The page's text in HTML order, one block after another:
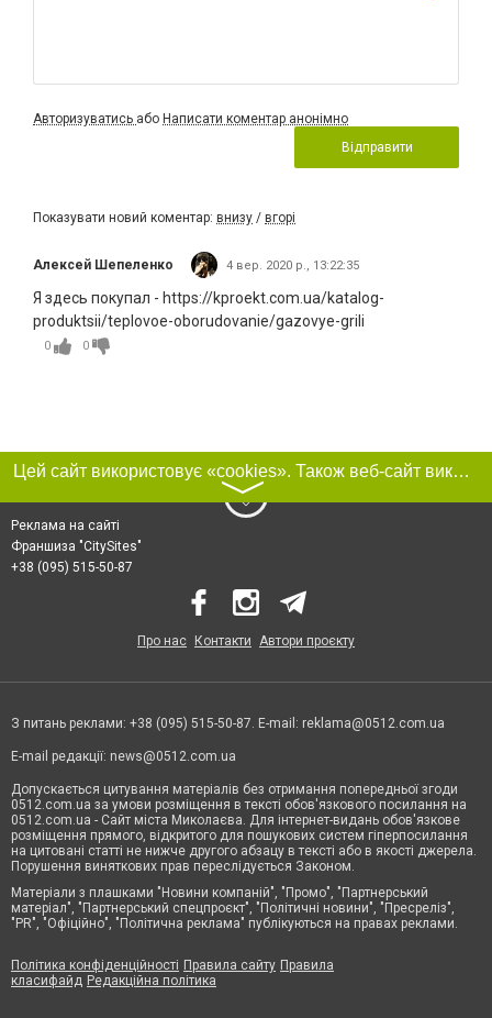
Авторизуватись або Написати коментар анонімно
Відправити
Показувати новий коментар: внизу / вгорі
Алексей Шепеленко 4 вер. 2020 р., 13:22:35
Я здесь покупал - https://kproekt.com.ua/katalog-
produktsii/teplovoe-oborudovanie/gazovye-grili
0 0
Цей сайт використовує «cookies». Також веб-сайт використовує інтернет-сервіс для збору технічних даних стосовно відвідувачів з метою отримання маркетингової та статистичної інформації. Умови обробки даних відвідувачів сайту див.
〉
Реклама на сайті
Франшиза "CitySites"
+38 (095) 515-50-87
Про нас Контакти Автори проєкту
З питань реклами: +38 (095) 515-50-87. E-mail: reklama@0512.com.ua
E-mail редакції: news@0512.com.ua
Допускається цитування матеріалів без отримання попередньої згоди
0512.com.ua за умови розміщення в тексті обов'язкового посилання на
0512.com.ua - Сайт міста Миколаєва. Для інтернет-видань обов'язкове
розміщення прямого, відкритого для пошукових систем гіперпосилання
на цитовані статті не нижче другого абзацу в тексті або в якості джерела.
Порушення виняткових прав переслідується Законом.
Матеріали з плашками "Новини компаній", "Промо", "Партнерський
матеріал", "Партнерський спецпроєкт", "Політичні новини", "Пресреліз",
"PR", "Офіційно", "Політична реклама" публікуються на правах реклами.
Політика конфіденційності Правила сайту Правила
класифайд Редакційна політика